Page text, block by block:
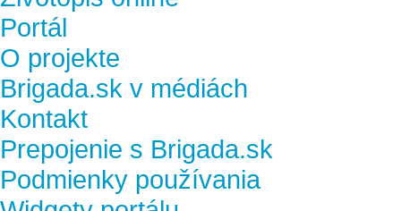
Portál
O projekte
Brigada.sk v médiách
Kontakt
Prepojenie s Brigada.sk
Podmienky používania